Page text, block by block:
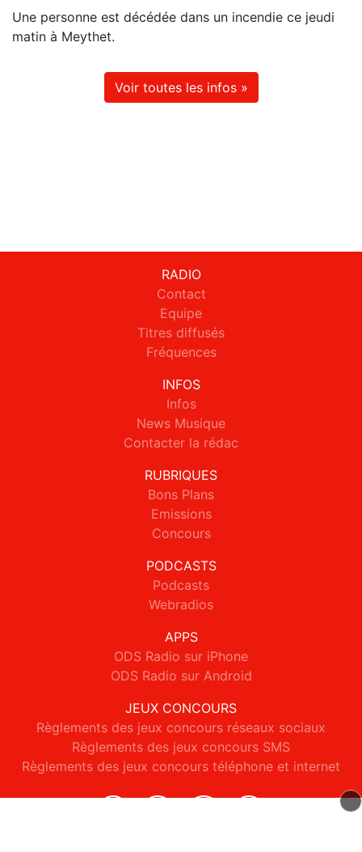
Une personne est décédée dans un incendie ce jeudi
matin à Meythet.
Voir toutes les infos »
RADIO
Contact
Equipe
Titres diffusés
Fréquences
INFOS
Infos
News Musique
Contacter la rédac
RUBRIQUES
Bons Plans
Emissions
Concours
PODCASTS
Podcasts
Webradios
APPS
ODS Radio sur iPhone
ODS Radio sur Android
JEUX CONCOURS
Règlements des jeux concours réseaux sociaux
Règlements des jeux concours SMS
Règlements des jeux concours téléphone et internet